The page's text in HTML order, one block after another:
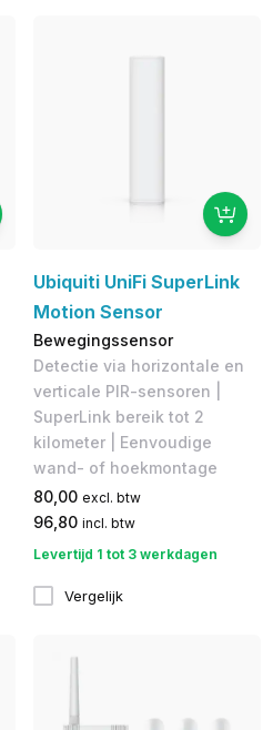
Ubiquiti UniFi SuperLink
Motion Sensor
Bewegingssensor
Detectie via horizontale en
verticale PIR-sensoren |
SuperLink bereik tot 2
kilometer | Eenvoudige
wand- of hoekmontage
80,00 excl. btw
96,80 incl. btw
Levertijd 1 tot 3 werkdagen
Vergelijk